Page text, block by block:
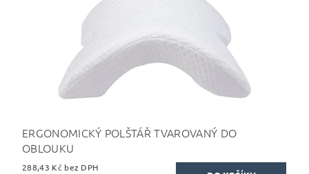
ERGONOMICKÝ POLŠTÁŘ TVAROVANÝ DO
OBLOUKU
288,43 Kč bez DPH